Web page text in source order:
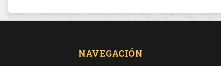
NAVEGACIÓN